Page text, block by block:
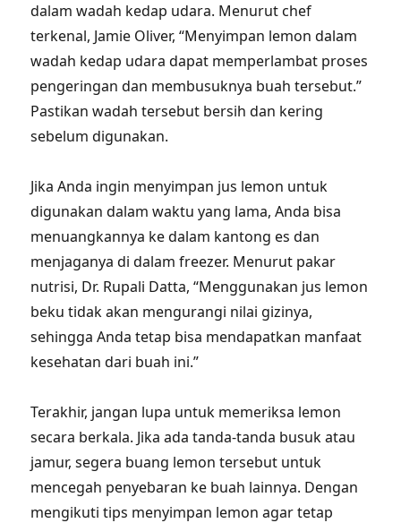
dalam wadah kedap udara. Menurut chef
terkenal, Jamie Oliver, “Menyimpan lemon dalam
wadah kedap udara dapat memperlambat proses
pengeringan dan membusuknya buah tersebut.”
Pastikan wadah tersebut bersih dan kering
sebelum digunakan.
Jika Anda ingin menyimpan jus lemon untuk
digunakan dalam waktu yang lama, Anda bisa
menuangkannya ke dalam kantong es dan
menjaganya di dalam freezer. Menurut pakar
nutrisi, Dr. Rupali Datta, “Menggunakan jus lemon
beku tidak akan mengurangi nilai gizinya,
sehingga Anda tetap bisa mendapatkan manfaat
kesehatan dari buah ini.”
Terakhir, jangan lupa untuk memeriksa lemon
secara berkala. Jika ada tanda-tanda busuk atau
jamur, segera buang lemon tersebut untuk
mencegah penyebaran ke buah lainnya. Dengan
mengikuti tips menyimpan lemon agar tetap